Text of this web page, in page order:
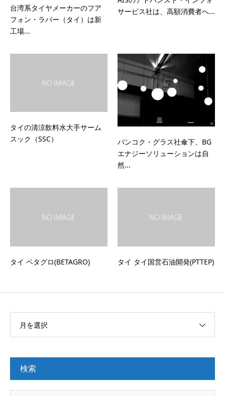
台湾系タイヤメーカーのフア
フォン・ラバー（タイ）は新
工場...
サービス社は、高額消費者へ...
タイの清涼飲料水大手サーム
スック（SSC）
バンコク・グラス社傘下、BG
エナジーソリューションは自
然...
タイ ベタグロ(BETAGRO) タイ タイ国営石油開発(PTTEP)
月を選択
検索